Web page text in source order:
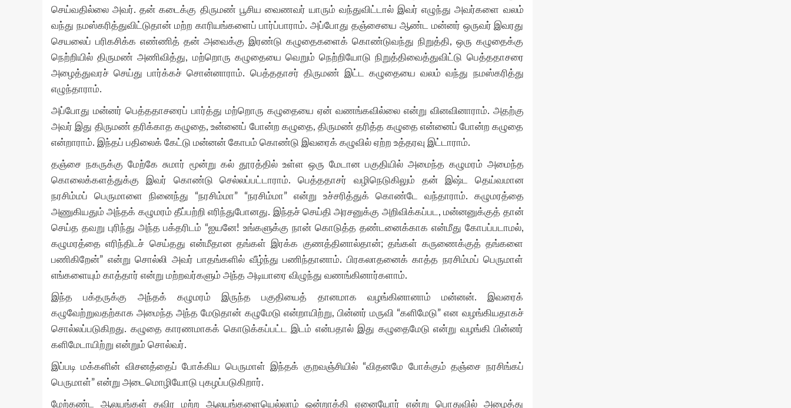
செய்வதில்லை அவர். தன் கடைக்கு திருமண் பூசிய வைணவர் யாரும் வந்துவிட்டால் இவர் எழுந்து அவர்களை வலம்
வந்து நமஸ்கரித்துவிட்டுதான் மற்ற காரியங்களைப் பார்ப்பாராம். அப்போது தஞ்சையை ஆண்ட மன்னர் ஒருவர் இவரது
செயலைப் பரிகசிக்க எண்ணித் தன் அவைக்கு இரண்டு கழுதைகளைக் கொண்டுவந்து நிறுத்தி, ஒரு கழுதைக்கு
நெற்றியில் திருமண் அணிவித்து, மற்றொரு கழுதையை வெறும் நெற்றியோடு நிறுத்திவைத்துவிட்டு பெத்ததாசரை
அழைத்துவரச் செய்து பார்க்கச் சொன்னாராம். பெத்ததாசர் திருமண் இட்ட கழுதையை வலம் வந்து நமஸ்கரித்து
எழுந்தாராம்.
அப்போது மன்னர் பெத்ததாசரைப் பார்த்து மற்றொரு கழுதையை ஏன் வணங்கவில்லை என்று வினவினாராம். அதற்கு
அவர் இது திருமண் தரிக்காத கழுதை, உன்னைப் போன்ற கழுதை, திருமண் தரித்த கழுதை என்னைப் போன்ற கழுதை
என்றாராம். இந்தப் பதிலைக் கேட்டு மன்னன் கோபம் கொண்டு இவரைக் கழுவில் ஏற்ற உத்தரவு இட்டாராம்.
தஞ்சை நகருக்கு மேற்கே சுமார் மூன்று கல் தூரத்தில் உள்ள ஒரு மேடான பகுதியில் அமைந்த கழுமரம் அமைந்த
கொலைக்களத்துக்கு இவர் கொண்டு செல்லப்பட்டாராம். பெத்ததாசர் வழிநெடுகிலும் தன் இஷ்ட தெய்வமான
நரசிம்மப் பெருமாளை நினைந்து “நரசிம்மா” “நரசிம்மா” என்று உச்சரித்துக் கொண்டே வந்தாராம். கழுமரத்தை
அணுகியதும் அந்தக் கழுமரம் தீப்பற்றி எரிந்துபோனது. இந்தச் செய்தி அரசனுக்கு அறிவிக்கப்பட, மன்னனுக்குத் தான்
செய்த தவறு புரிந்து அந்த பக்தரிடம் “ஐயனே! உங்களுக்கு நான் கொடுத்த தண்டனைக்காக என்மீது கோபப்படாமல்,
கழுமரத்தை எரிந்திடச் செய்தது என்மீதான தங்கள் இரக்க குணத்தினால்தான்; தங்கள் கருணைக்குத் தங்களை
பணிகிறேன்” என்று சொல்லி அவர் பாதங்களில் வீழ்ந்து பணிந்தானாம். பிரகலாதனைக் காத்த நரசிம்மப் பெருமாள்
எங்களையும் காத்தார் என்று மற்றவர்களும் அந்த அடியாரை விழுந்து வணங்கினார்களாம்.
இந்த பக்தருக்கு அந்தக் கழுமரம் இருந்த பகுதியைத் தானமாக வழங்கினானாம் மன்னன். இவரைக்
கழுவேற்றுவதற்காக அமைந்த அந்த மேடுதான் கழுமேடு என்றாயிற்று, பின்னர் மருவி “களிமேடு” என வழங்கியதாகச்
சொல்லப்படுகிறது. கழுதை காரணமாகக் கொடுக்கப்பட்ட இடம் என்பதால் இது கழுதைமேடு என்று வழங்கி பின்னர்
களிமேடாயிற்று என்றும் சொல்வர்.
இப்படி மக்களின் விசனத்தைப் போக்கிய பெருமாள் இந்தக் குறவஞ்சியில் “விதனமே போக்கும் தஞ்சை நரசிங்கப்
பெருமாள்” என்று அடைமொழியோடு புகழப்படுகிறார்.
மேற்கண்ட ஆலயங்கள் தவிர மற்ற ஆலயங்களையெல்லாம் ஒன்றாக்கி ஏனையோர் என்று பொதுவில் அழைத்து